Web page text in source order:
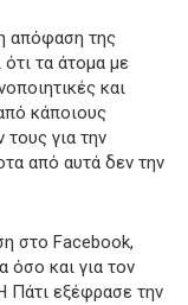
απόφαση της
τα άτομα με
και
κάποιους
για την
από αυτά δεν την
στο Facebook,
όσο και για τον
Πάτι εξέφρασε την